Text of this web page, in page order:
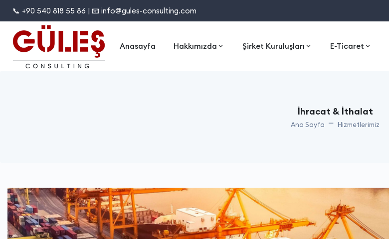
📞 +90 540 818 55 86 | 📧 info@gules-consulting.com
Anasayfa Hakkımızda Şirket Kuruluşları E-Ticaret
İhracat & İthalat
Ana Sayfa Hizmetlerimiz